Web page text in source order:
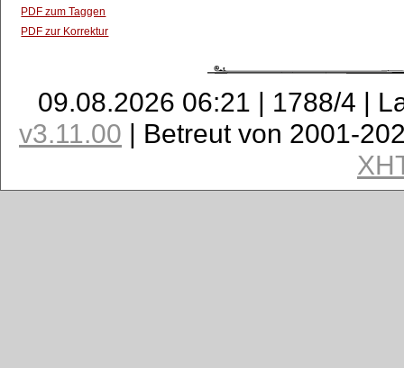
PDF zum Taggen
PDF zur Korrektur
09.08.2026 06:21 | 1788/4 |
v3.11.00 | Betreut von 2001-